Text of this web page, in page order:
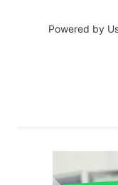
Powered by